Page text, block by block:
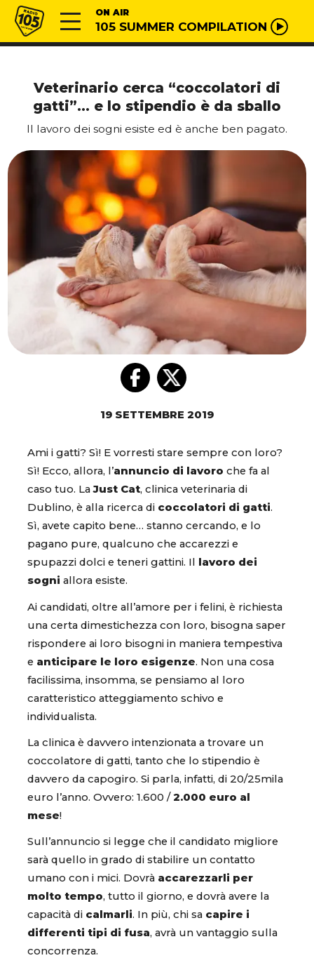
Vai al contenuto
Radio 105 ON AIR
105 SUMMER COMPILATION
Veterinario cerca “coccolatori di
gatti”… e lo stipendio è da sballo
Il lavoro dei sogni esiste ed è anche ben pagato.
19 SETTEMBRE 2019
Ami i gatti? Sì! E vorresti stare sempre con loro?
Sì! Ecco, allora, l’annuncio di lavoro che fa al
caso tuo. LaJust Cat, clinica veterinaria di
Dublino, è alla ricerca di coccolatori di gatti.
Sì, avete capito bene… stanno cercando, e lo
pagano pure, qualcuno che accarezzi e
spupazzi dolci e teneri gattini. Il
lavoro dei
sogni allora esiste.
Ai candidati, oltre all’amore per i felini, è richiesta
una certa dimestichezza con loro, bisogna saper
rispondere ai loro bisogni in maniera tempestiva
e anticipare le loro esigenze. Non una cosa
facilissima, insomma, se pensiamo al loro
caratteristico atteggiamento schivo e
individualista.
La clinica è davvero intenzionata a trovare un
coccolatore di gatti, tanto che lo stipendio è
davvero da capogiro. Si parla, infatti, di 20/25mila
euro l’anno. Ovvero: 1.600 /2.000 euro al
mese!
Sull’annuncio si legge che il candidato migliore
sarà quello in grado di stabilire un contatto
umano con i mici. Dovrà accarezzarli per
molto tempo, tutto il giorno, e dovrà avere la
capacità di calmarli. In più, chi sa capire i
differenti tipi di fusa, avrà un vantaggio sulla
concorrenza.